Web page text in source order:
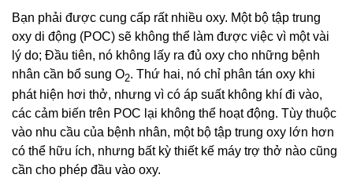
Bạn phải được cung cấp rất nhiều oxy. Một bộ tập trung
oxy di động (POC) sẽ không thể làm được việc vì một vài
lý do; Đầu tiên, nó không lấy ra đủ oxy cho những bệnh
nhân cần bổ sung O2. Thứ hai, nó chỉ phân tán oxy khi
phát hiện hơi thở, nhưng vì có áp suất không khí đi vào,
các cảm biến trên POC lại không thể hoạt động. Tùy thuộc
vào nhu cầu của bệnh nhân, một bộ tập trung oxy lớn hơn
có thể hữu ích, nhưng bất kỳ thiết kế máy trợ thở nào cũng
cần cho phép đầu vào oxy.